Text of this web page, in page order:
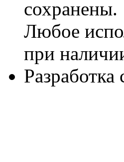
сохранены.
Любое
при